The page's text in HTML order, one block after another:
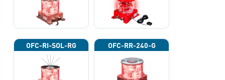
OFC-RI-SOL-RG OFC-RR-240-G